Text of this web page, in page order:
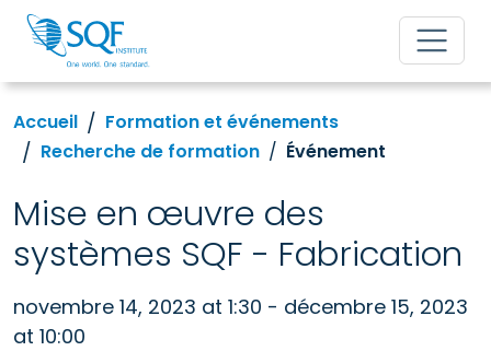
Accueil
Formation et événements
Recherche de formation
Événement
Mise en œuvre des
systèmes SQF - Fabrication
novembre 14, 2023 at 1:30 - décembre 15, 2023
at 10:00